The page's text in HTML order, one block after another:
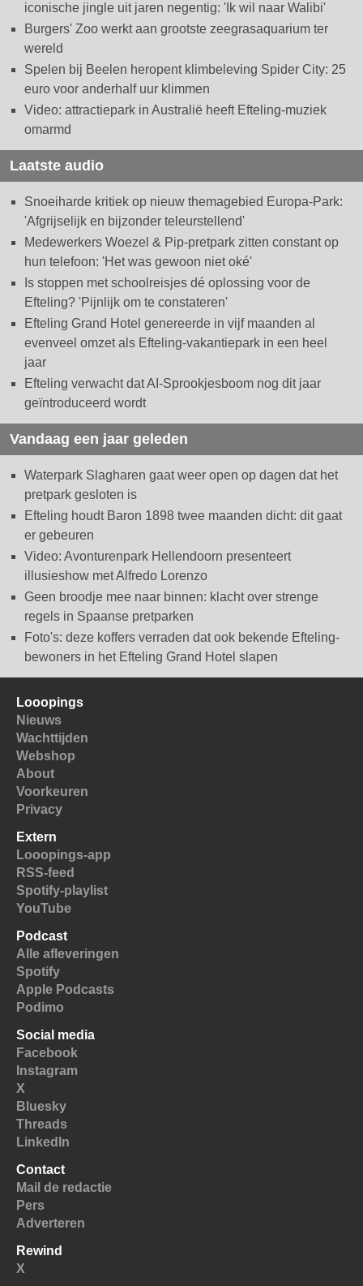
iconische jingle uit jaren negentig: 'Ik wil naar Walibi'
Burgers' Zoo werkt aan grootste zeegrasaquarium ter
wereld
Spelen bij Beelen heropent klimbeleving Spider City: 25
euro voor anderhalf uur klimmen
Video: attractiepark in Australië heeft Efteling-muziek
omarmd
Laatste audio
Snoeiharde kritiek op nieuw themagebied Europa-Park:
'Afgrijselijk en bijzonder teleurstellend'
Medewerkers Woezel & Pip-pretpark zitten constant op
hun telefoon: 'Het was gewoon niet oké'
Is stoppen met schoolreisjes dé oplossing voor de
Efteling? 'Pijnlijk om te constateren'
Efteling Grand Hotel genereerde in vijf maanden al
evenveel omzet als Efteling-vakantiepark in een heel
jaar
Efteling verwacht dat AI-Sprookjesboom nog dit jaar
geïntroduceerd wordt
Vandaag een jaar geleden
Waterpark Slagharen gaat weer open op dagen dat het
pretpark gesloten is
Efteling houdt Baron 1898 twee maanden dicht: dit gaat
er gebeuren
Video: Avonturenpark Hellendoorn presenteert
illusieshow met Alfredo Lorenzo
Geen broodje mee naar binnen: klacht over strenge
regels in Spaanse pretparken
Foto's: deze koffers verraden dat ook bekende Efteling-
bewoners in het Efteling Grand Hotel slapen
Looopings
Nieuws
Wachttijden
Webshop
About
Voorkeuren
Privacy
Extern
Looopings-app
RSS-feed
Spotify-playlist
YouTube
Podcast
Alle afleveringen
Spotify
Apple Podcasts
Podimo
Social media
Facebook
Instagram
X
Bluesky
Threads
LinkedIn
Contact
Mail de redactie
Pers
Adverteren
Rewind
X